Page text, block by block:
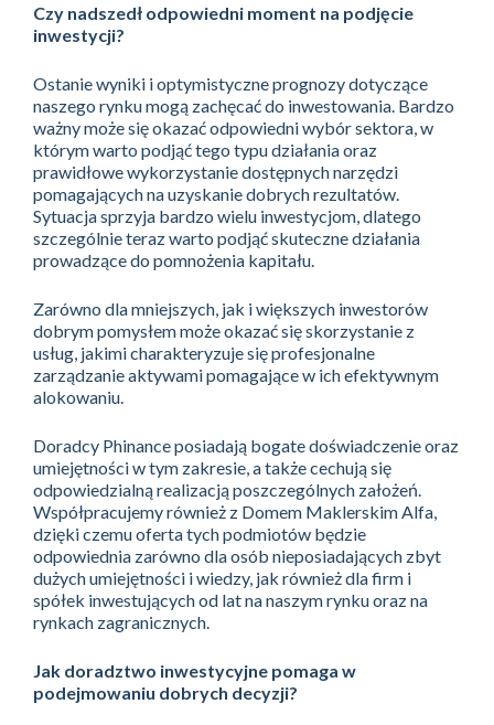
Czy nadszedł odpowiedni moment na podjęcie
inwestycji?
Ostanie wyniki i optymistyczne prognozy dotyczące
naszego rynku mogą zachęcać do inwestowania. Bardzo
ważny może się okazać odpowiedni wybór sektora, w
którym warto podjąć tego typu działania oraz
prawidłowe wykorzystanie dostępnych narzędzi
pomagających na uzyskanie dobrych rezultatów.
Sytuacja sprzyja bardzo wielu inwestycjom, dlatego
szczególnie teraz warto podjąć skuteczne działania
prowadzące do pomnożenia kapitału.
Zarówno dla mniejszych, jak i większych inwestorów
dobrym pomysłem może okazać się skorzystanie z
usług, jakimi charakteryzuje się profesjonalne
zarządzanie aktywami pomagające w ich efektywnym
alokowaniu.
Doradcy Phinance posiadają bogate doświadczenie oraz
umiejętności w tym zakresie, a także cechują się
odpowiedzialną realizacją poszczególnych założeń.
Współpracujemy również z Domem Maklerskim Alfa,
dzięki czemu oferta tych podmiotów będzie
odpowiednia zarówno dla osób nieposiadających zbyt
dużych umiejętności i wiedzy, jak również dla firm i
spółek inwestujących od lat na naszym rynku oraz na
rynkach zagranicznych.
Jak doradztwo inwestycyjne pomaga w
podejmowaniu dobrych decyzji?